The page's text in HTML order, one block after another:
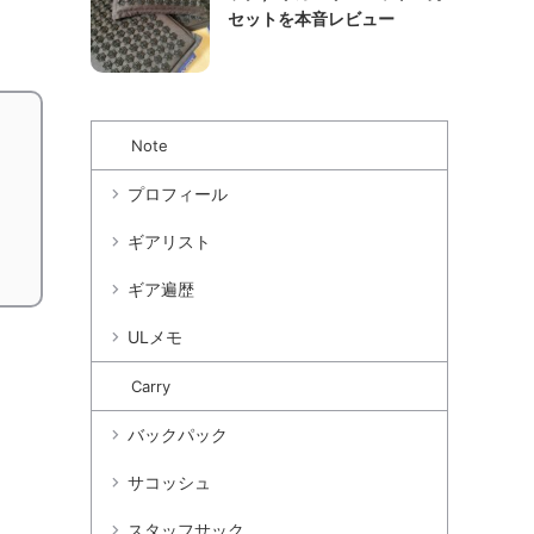
セットを本音レビュー
Note
プロフィール
ギアリスト
ギア遍歴
ULメモ
Carry
バックパック
サコッシュ